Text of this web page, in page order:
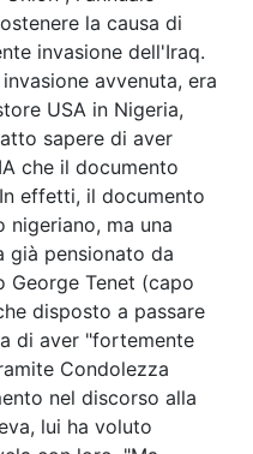
la causa di
invasione dell'Iraq.
avvenuta, era
USA in Nigeria,
sapere di aver
che il documento
effetti, il documento
ma una
già pensionato da
George Tenet (capo
disposto a passare
di aver "fortemente
Condolezza
nel discorso alla
lui ha voluto